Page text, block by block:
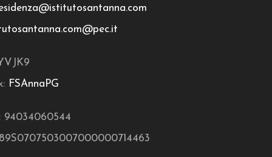
FSAnnaPG
94034060544